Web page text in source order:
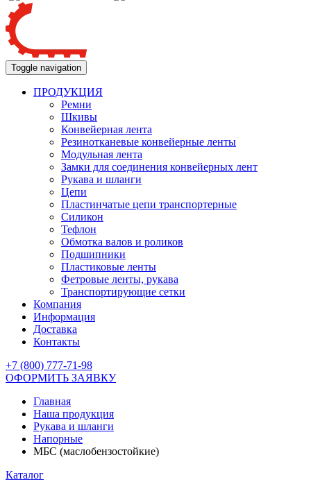
Toggle navigation
ПРОДУКЦИЯ
Ремни
Шкивы
Конвейерная лента
Резинотканевые конвейерные ленты
Модульная лента
Замки для соединения конвейерных лент
Рукава и шланги
Цепи
Пластинчатые цепи транспортерные
Силикон
Тефлон
Обмотка валов и роликов
Подшипники
Пластиковые ленты
Фетровые ленты, рукава
Транспортирующие сетки
Компания
Информация
Доставка
Контакты
+7 (800) 777-71-98
ОФОРМИТЬ ЗАЯВКУ
Главная
Наша продукция
Рукава и шланги
Напорные
МБС (маслобензостойкие)
Каталог